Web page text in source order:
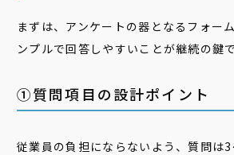
まずは、アンケートの器となるフォー
ンプルで回答しやすいことが継続の鍵で
①質問項目の設計ポイント
従業員の負担にならないよう、質問は